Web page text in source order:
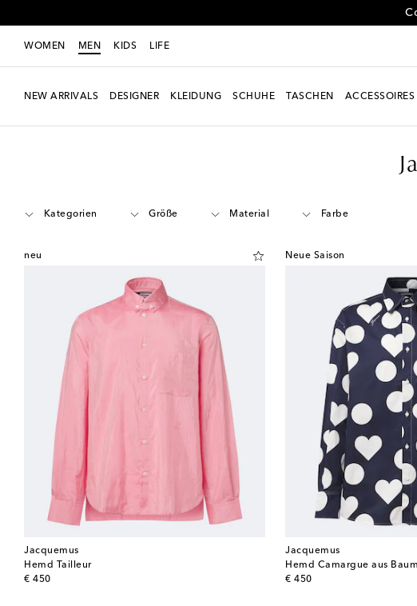
WOMEN MEN KIDS LIFE
NEW ARRIVALS DESIGNER KLEIDUNG SCHUHE TASCHEN ACCESSOIRES
Kategorien Größe Material Farbe
neu
Jacquemus
Hemd Tailleur
€ 450
original price
Neue Saison
Jacquemus
Hemd Camargue aus
€ 450
original price